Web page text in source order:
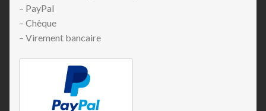
– PayPal
– Chèque
– Virement bancaire